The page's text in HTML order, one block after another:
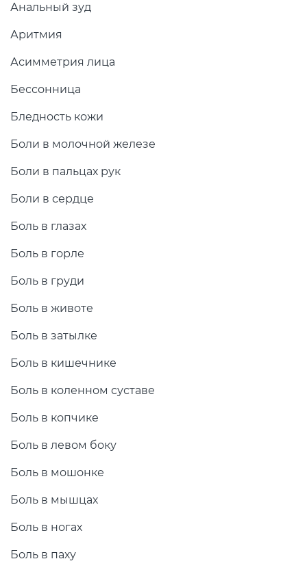
Анальный зуд
Аритмия
Асимметрия лица
Бессонница
Бледность кожи
Боли в молочной железе
Боли в пальцах рук
Боли в сердце
Боль в глазах
Боль в горле
Боль в груди
Боль в животе
Боль в затылке
Боль в кишечнике
Боль в коленном суставе
Боль в копчике
Боль в левом боку
Боль в мошонке
Боль в мышцах
Боль в ногах
Боль в паху